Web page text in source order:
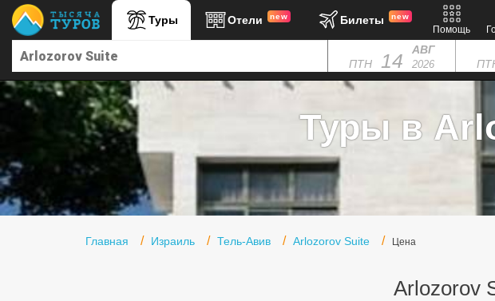
Туры Отели new Билеты new
Помощь
ПТН 14 АВГ
2026
Туры в
Главная Израиль Тель-Авив Arlozorov Suite Цена
Arlozorov
Главная
Туры в Турцию
Туры в Египет
Туры в ОАЭ
Офис г. Москва